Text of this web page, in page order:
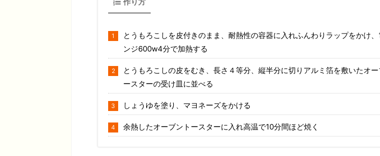
作り方
とうもろこしを皮付きのまま、耐熱性の容器に入れふんわりラップをかけ
ンジ600w4分で加熱する
とうもろこしの皮をむき、長さ４等分、縦半分に切りアルミ箔を敷いたオー
ースターの受け皿に並べる
しょうゆを塗り、マヨネーズをかける
余熱したオーブントースターに入れ高温で10分間ほど焼く